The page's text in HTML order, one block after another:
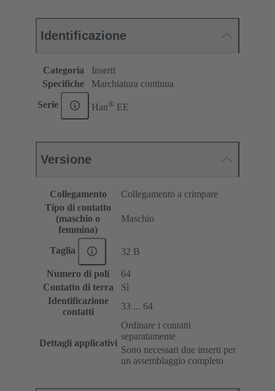
Identificazione
Categoria
Inserti
Specifiche
Marchiatura continua
Serie Han® EE
Versione
Collegamento
Collegamento a crimpare
Tipo di contatto
(maschio o
femmina)
Maschio
Taglia 32 B
Numero di poli
64
Contatto di terra
Sì
Identificazione
contatti
33 ... 64
Dettagli applicativi
Ordinare i contatti
separatamente
Sono necessari due inserti per
un assemblaggio completo